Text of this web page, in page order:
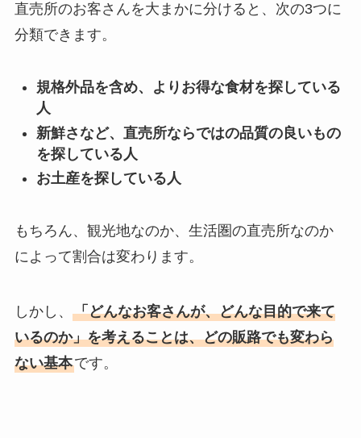
直売所のお客さんを大まかに分けると、次の3つに
分類できます。
規格外品を含め、よりお得な食材を探している
人
新鮮さなど、直売所ならではの品質の良いもの
を探している人
お土産を探している人
もちろん、観光地なのか、生活圏の直売所なのか
によって割合は変わります。
しかし、 「どんなお客さんが、どんな目的で来て
いるのか」を考えることは、どの販路でも変わら
ない基本です。